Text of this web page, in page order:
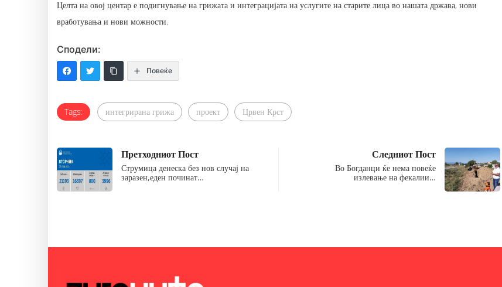
Целта на овој центар е подигнување на грижата и интеграцијата на услугите на старите лица во нашата држава, нови
вработувања и нови можности.
Сподели:
Повеќе
Tags: интегрирана грижа проект Црвен Крст
Претходниот Пост
Струмица денеска без нов случај на
заразен,еден починат…
Следниот Пост
Во Богданци ќе нема повеќе
излевање на фекалии…